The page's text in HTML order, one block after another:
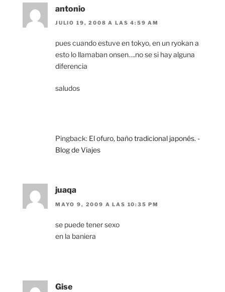
antonio
JULIO 19, 2008 A LAS 4:59 AM
pues cuando estuve en tokyo, en un ryokan a
esto lo llamaban onsen….no se si hay alguna
diferencia
saludos
Pingback: El ofuro, baño tradicional japonés. -
Blog de Viajes
juaqa
MAYO 9, 2009 A LAS 10:35 PM
se puede tener sexo
en la baniera
Gise